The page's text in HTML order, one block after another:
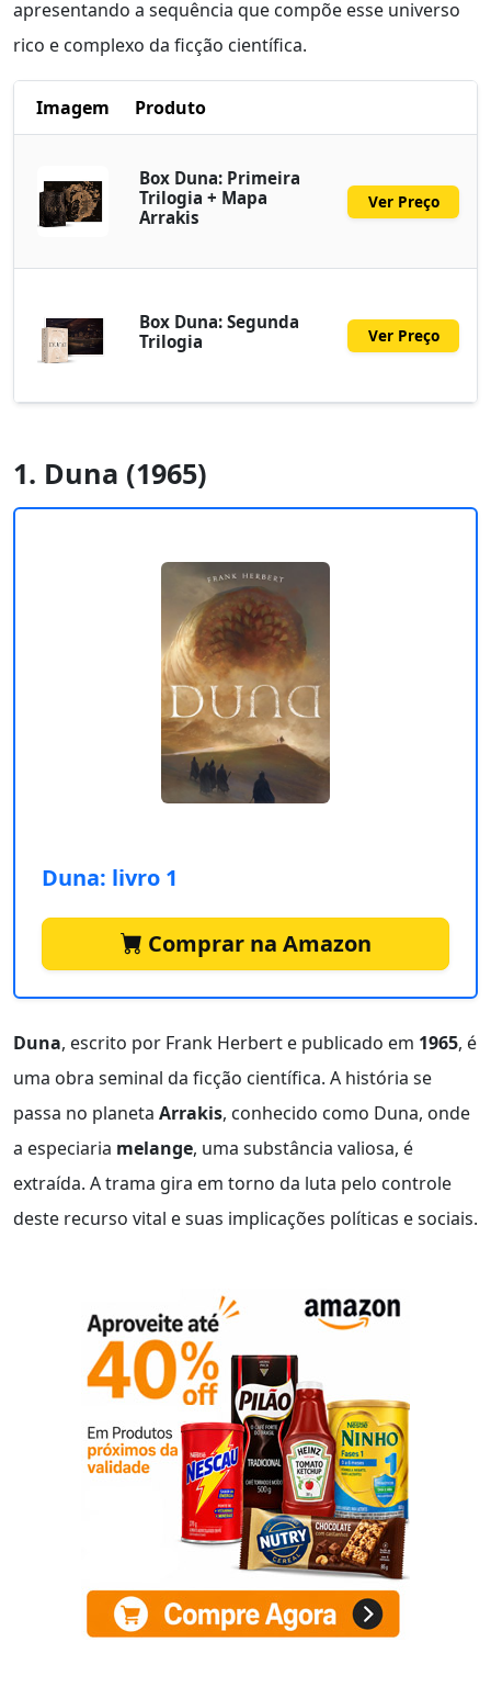
apresentando a sequência que compõe esse universo
rico e complexo da ficção científica.
Imagem Produto
Box Duna: Primeira
Trilogia + Mapa
Arrakis
Ver Preço
Box Duna: Segunda
Trilogia
Ver Preço
1. Duna (1965)
Duna: livro 1
Comprar na Amazon
Duna, escrito por Frank Herbert e publicado em 1965, é
uma obra seminal da ficção científica. A história se
passa no planeta Arrakis, conhecido como Duna, onde
a especiaria melange, uma substância valiosa, é
extraída. A trama gira em torno da luta pelo controle
deste recurso vital e suas implicações políticas e sociais.